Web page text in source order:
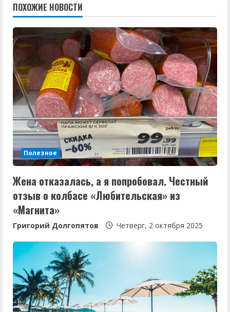
ж
и
т
ь
ч
т
е
н
и
е
ПОХОЖИЕ НОВОСТИ
Полезное
Жена отказалась, а я попробовал. Честный
отзыв о колбасе «Любительская» из
«Магнита»
Григорий Долгопятов Четверг, 2 октября 2025